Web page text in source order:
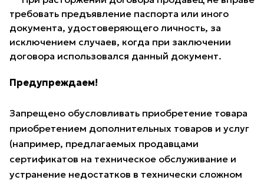
требовать предъявление паспорта или иного
документа, удостоверяющего личность, за
исключением случаев, когда при заключении
договора использовался данный документ.
Предупреждаем!
Запрещено обусловливать приобретение товара
приобретением дополнительных товаров и услуг
(например, предлагаемых продавцами
сертификатов на техническое обслуживание и
устранение недостатков в технически сложном